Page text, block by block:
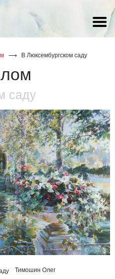
о
⟶ В Люксембургском саду
саду
Тимошин Олег